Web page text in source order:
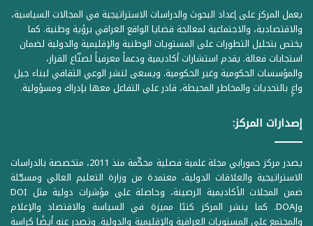
يعمل المركز على إعداد البحوث والدراسات الاستراتيجية في المجالات السياسية،
والاقتصادية، والاجتماعية لمعالجة قضايا الواقع العراقي برؤية وطنية. كما
يختص بتحليل التطورات على المستويات الوطنية والإقليمية والدولية لضمان
استجابات فعالة. يقدم استشارات أكاديمية ودعماً معرفياً لصنّاع القرار،
والمؤسسات الحكومية وغير الحكومية. ويسعى لنشر الوعي الثقافي لبناء جيل
واعٍ بالتحديات والمخاطر المحيطة، قادر على التفاعل معها بإدراك ومسؤولية.
إصدارات المركز:
يصدر مركز حمورابي مجلة علمية فصلية محكّمة منذ 2011، متخصصة بالدراسات
الاستراتيجية والعلاقات الدولية، معتمدة من وزارة التعليم العالي ومسجّلة
ضمن المجلات الأكاديمية الرصينة، وحاصلة على مؤشرات دولية مثل DOI
وDOAJ. كما ينشر المركز كتبًا مميزة في السياسة والاقتصاد والإعلام
والمجتمع على المستويات العراقية والإقليمية والدولية. وتصدر عنه أيضًا كراسة